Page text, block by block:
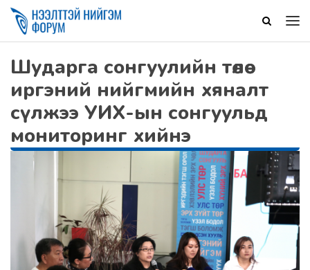
Шударга сонгуулийн төлөө
иргэний нийгмийн хяналт
сүлжээ УИХ-ын сонгуульд
мониторинг хийнэ